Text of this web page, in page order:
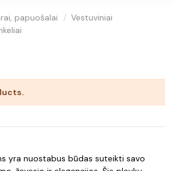
papuošalai
Vestuviniai
yra nuostabus būdas suteikti savo